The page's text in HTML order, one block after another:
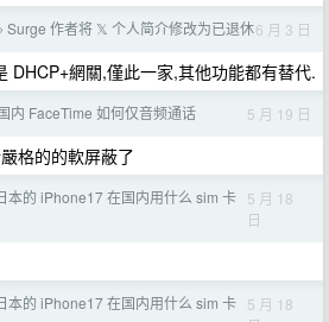
› Surge 作者将 𝕏 个人简介修改为已退休6 月 3 日
DHCP+網關,僅此一家,其他功能都有替代.
内 FaceTime 如何仅音频通话 5 月 19 日
格的的軟屏蔽了
本的 iPhone17 在国内用什么 sim 卡 5 月 18
日
本的 iPhone17 在国内用什么 sim 卡 5 月 18